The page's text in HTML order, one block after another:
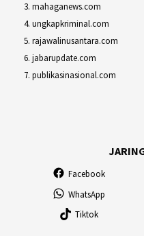
mahaganews.com
ungkapkriminal.com
rajawalinusantara.com
jabarupdate.com
publikasinasional.com
Facebook
WhatsApp
Tiktok